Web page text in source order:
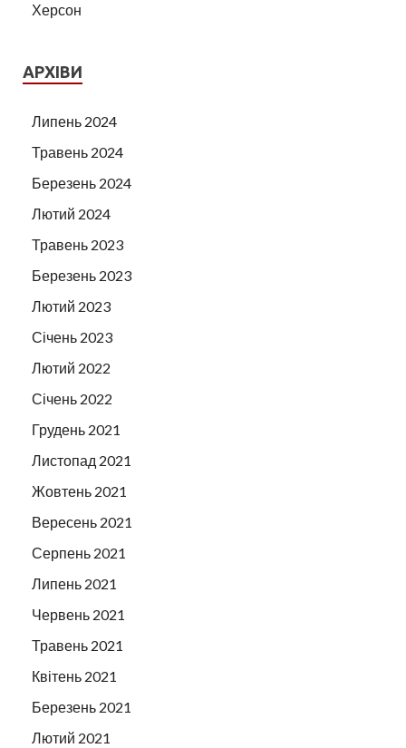
Херсон
АРХІВИ
Липень 2024
Травень 2024
Березень 2024
Лютий 2024
Травень 2023
Березень 2023
Лютий 2023
Січень 2023
Лютий 2022
Січень 2022
Грудень 2021
Листопад 2021
Жовтень 2021
Вересень 2021
Серпень 2021
Липень 2021
Червень 2021
Травень 2021
Квітень 2021
Березень 2021
Лютий 2021